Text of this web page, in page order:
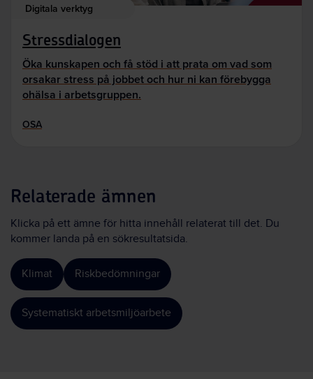
Digitala verktyg
Stressdialogen
Öka kunskapen och få stöd i att prata om vad som
orsakar stress på jobbet och hur ni kan förebygga
ohälsa i arbetsgruppen.
OSA
Relaterade ämnen
Klicka på ett ämne för hitta innehåll relaterat till det. Du
kommer landa på en sökresultatsida.
Klimat Riskbedömningar
Systematiskt arbetsmiljöarbete